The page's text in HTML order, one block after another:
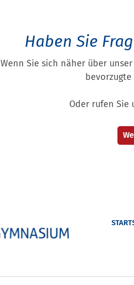
Haben Sie
Wenn Sie sich näher über
Oder rufen Sie